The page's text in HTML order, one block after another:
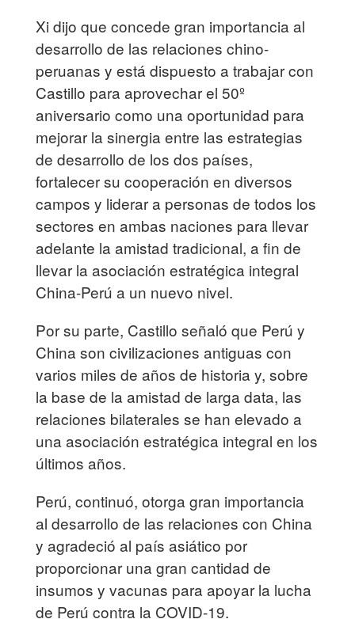
Xi dijo que concede gran importancia al
desarrollo de las relaciones chino-
peruanas y está dispuesto a trabajar con
Castillo para aprovechar el 50º
aniversario como una oportunidad para
mejorar la sinergia entre las estrategias
de desarrollo de los dos países,
fortalecer su cooperación en diversos
campos y liderar a personas de todos los
sectores en ambas naciones para llevar
adelante la amistad tradicional, a fin de
llevar la asociación estratégica integral
China-Perú a un nuevo nivel.
Por su parte, Castillo señaló que Perú y
China son civilizaciones antiguas con
varios miles de años de historia y, sobre
la base de la amistad de larga data, las
relaciones bilaterales se han elevado a
una asociación estratégica integral en los
últimos años.
Perú, continuó, otorga gran importancia
al desarrollo de las relaciones con China
y agradeció al país asiático por
proporcionar una gran cantidad de
insumos y vacunas para apoyar la lucha
de Perú contra la COVID-19.